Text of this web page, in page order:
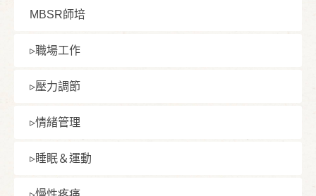
MBSR師培
▹職場⼯作
▹壓⼒調節
▹情緒管理
▹睡眠＆運動